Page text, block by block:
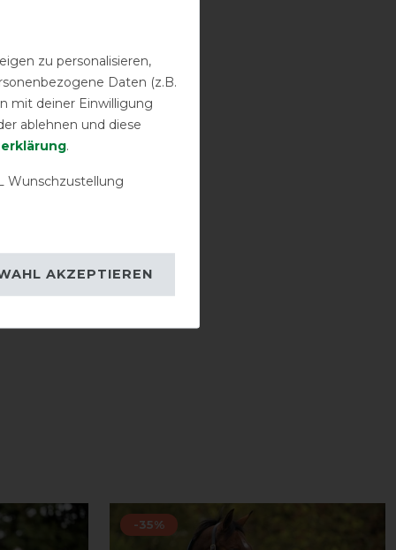
-35%
zu personalisieren,
Daten (z.B.
mit deiner Einwilligung
ablehnen und diese
.
Wunschzustellung
AKZEPTIEREN